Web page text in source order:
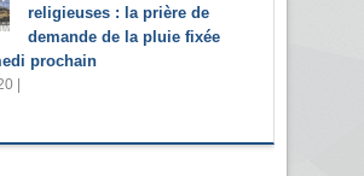
religieuses : la prière de
demande de la pluie fixée
prochain
|